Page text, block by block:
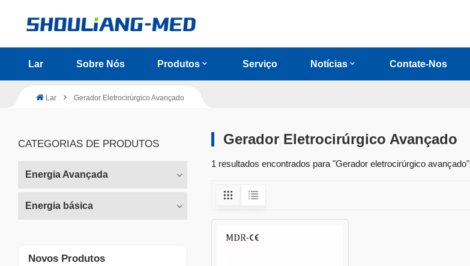
Lar Sobre Nós Produtos Serviço Notícias Contate-Nos
Lar Gerador Eletrocirúrgico Avançado
CATEGORIAS DE PRODUTOS
Energia Avançada
Energia básica
Novos Produtos
Gerador Eletrocirúrgico Avançado
1 resultados encontrados para "Gerador eletrocirúrgico avançado"